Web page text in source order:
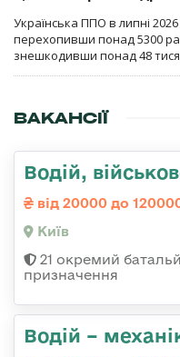
Українська ППО в липні 2026
перехопивши понад 5300
знешкодивши понад 48
ВАКАНСІЇ
Водій,
від 20000 до
Київ
21 окремий
призначення
Водій –